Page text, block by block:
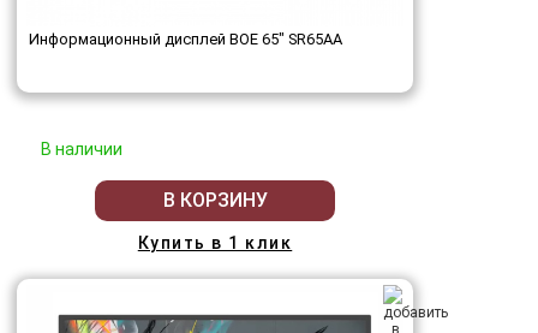
Информационный дисплей BOE 65" SR65AA
В наличии
В КОРЗИНУ
Купить в 1 клик